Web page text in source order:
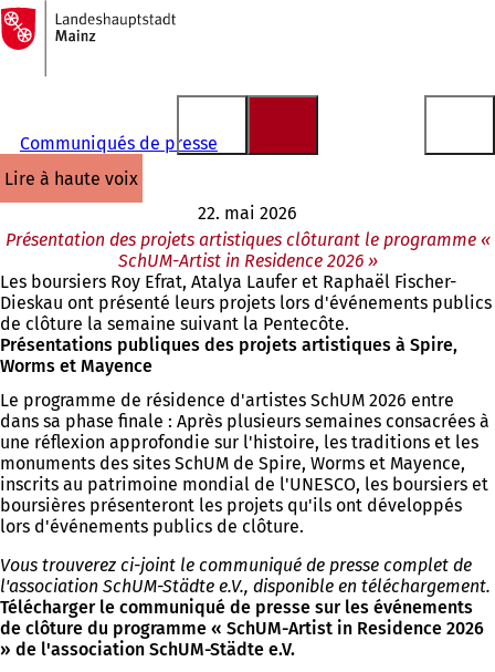
Accéder au contenu
Vers
la
page
d'accueil
Communiqués de presse
lire à haute voix
22. mai 2026
Présentation des projets artistiques clôturant le programme «
SchUM-Artist in Residence 2026 »
Les boursiers Roy Efrat, Atalya Laufer et Raphaël Fischer-
Dieskau ont présenté leurs projets lors d'événements publics
de clôture la semaine suivant la Pentecôte.
Présentations publiques des projets artistiques à Spire,
Worms et Mayence
Le programme de résidence d'artistes SchUM 2026 entre
dans sa phase finale : Après plusieurs semaines consacrées à
une réflexion approfondie sur l'histoire, les traditions et les
monuments des sites SchUM de Spire, Worms et Mayence,
inscrits au patrimoine mondial de l'UNESCO, les boursiers et
boursières présenteront les projets qu'ils ont développés
lors d'événements publics de clôture.
Vous trouverez ci-joint le communiqué de presse complet de
l'association SchUM-Städte e.V., disponible en téléchargement.
Télécharger le communiqué de presse sur les événements
de clôture du programme « SchUM-Artist in Residence 2026
» de l'association SchUM-Städte e.V.